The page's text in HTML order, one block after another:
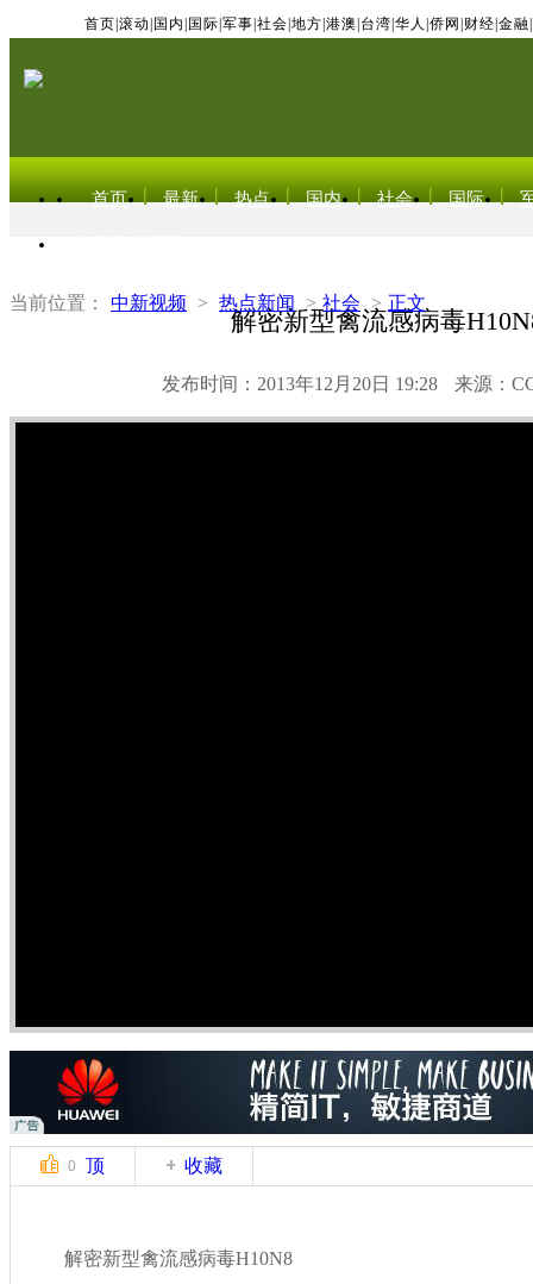
首页 滚动 国内 国际 军事 社会 地方 港澳 台湾 华人 侨网 财经 金融
首页 最新 热点 国内 社会 国际
当前位置： 中新视频 > 热点新闻 > 社会 > 正文
解密新型禽流感病毒
发布时间：2013年12月20日 19:28 来源：
0 顶 收藏
解密新型禽流感病毒H10N8